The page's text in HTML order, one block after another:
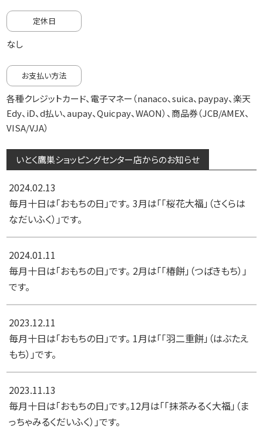
定休日
なし
お支払い方法
各種クレジットカード、電子マネー（nanaco、suica、paypay、楽天
Edy、iD、d払い、aupay、Quicpay、WAON）、商品券（JCB/AMEX、
VISA/VJA）
いとく鷹巣ショッピングセンター店からのお知らせ
2024.02.13
毎月十日は「おもちの日」です。 3月は「「桜花大福」（さくらは
なだいふく）」です。
2024.01.11
毎月十日は「おもちの日」です。 2月は「「椿餅」（つばきもち）」
です。
2023.12.11
毎月十日は「おもちの日」です。 1月は「「羽二重餅」（はぶたえ
もち）」です。
2023.11.13
毎月十日は「おもちの日」です。12月は「「抹茶みるく大福」（ま
っちゃみるくだいふく）」です。